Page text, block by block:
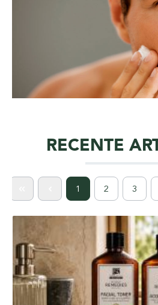
RECENTE
1 2 3